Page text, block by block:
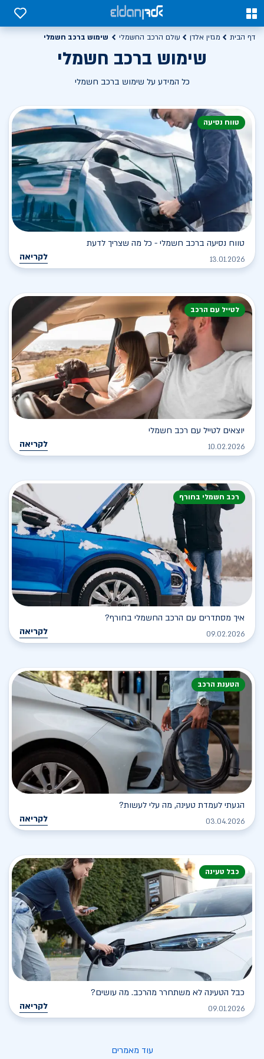
0
0
דף הבית מגזין אלדן עולם הרכב החשמלי שימוש ברכב חשמלי
שימוש ברכב חשמלי
כל המידע על שימוש ברכב חשמלי
טווח נסיעה
טווח נסיעה ברכב חשמלי - כל מה שצריך לדעת
13.01.2026 לקריאה
לטייל עם הרכב
יוצאים לטייל עם רכב חשמלי
10.02.2026 לקריאה
רכב חשמלי בחורף
איך מסתדרים עם הרכב החשמלי בחורף?
09.02.2026 לקריאה
הטענת הרכב
הגעתי לעמדת טעינה, מה עלי לעשות?
03.04.2026 לקריאה
כבל טעינה
כבל הטעינה לא משתחרר מהרכב. מה עושים?
09.01.2026 לקריאה
עוד מאמרים